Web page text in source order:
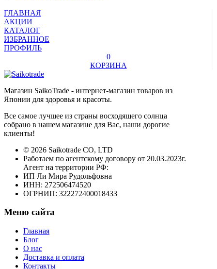
ГЛАВНАЯ
АКЦИИ
КАТАЛОГ
ИЗБРАННОЕ
ПРОФИЛЬ
0
КОРЗИНА
Магазин SaikoTrade - интернет-магазин товаров из
Японии для здоровья и красоты.
Все самое лучшее из страны восходящего солнца
собрано в нашем магазине для Вас, наши дорогие
клиенты!
© 2026 Saikotrade CO, LTD
Работаем по агентскому договору от 20.03.2023г.
Агент на территории РФ:
ИП Ли Мира Рудольфовна
ИНН: 272506474520
ОГРНИП: 322272400018433
Меню сайта
Главная
Блог
О нас
Доставка и оплата
Контакты